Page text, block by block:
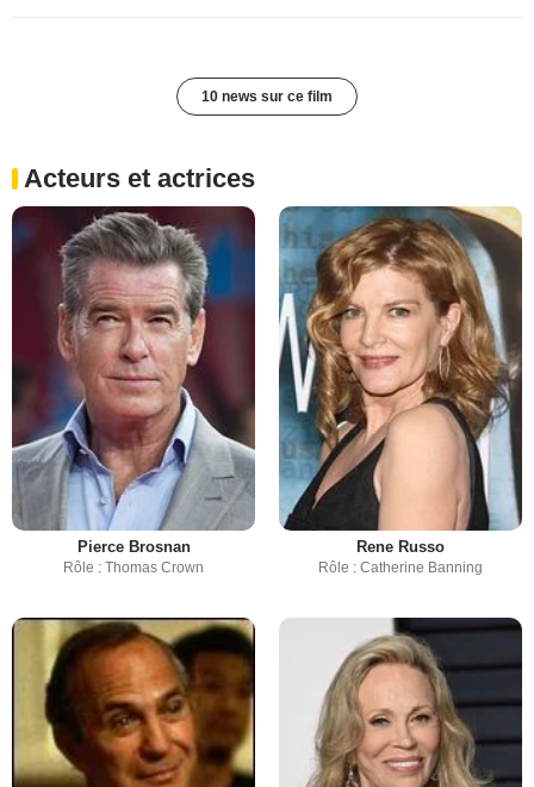
10 news sur ce film
Acteurs et actrices
Pierce Brosnan
Rôle : Thomas Crown
Rene Russo
Rôle : Catherine Banning